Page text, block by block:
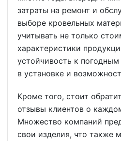
затраты на ремонт и
выборе кровельных
учитывать не только
характеристики
устойчивость к погодным
в установке и
Кроме того, стоит
отзывы клиентов о
Множество компаний
свои изделия, что также